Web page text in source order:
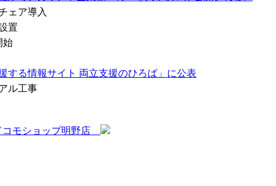
ェア導入
置
始
する情報サイト 両立支援のひろば」に公表
ル工事
コモショップ明野店